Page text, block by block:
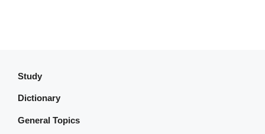
Study
Dictionary
General Topics